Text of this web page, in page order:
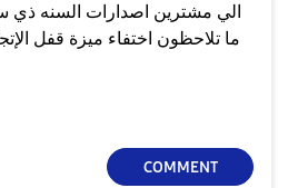
ما تلاحظون اختفاء ميزة قفل
COMMENT